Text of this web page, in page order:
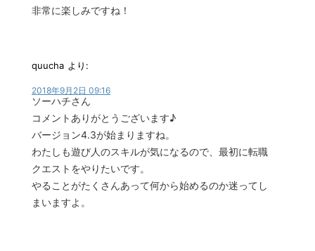
非常に楽しみですね！
quucha より:
2018年9月2日 09:16
ソーハチさん
コメントありがとうございます♪
バージョン4.3が始まりますね。
わたしも遊び人のスキルが気になるので、最初に転職
クエストをやりたいです。
やることがたくさんあって何から始めるのか迷ってし
まいますよ。